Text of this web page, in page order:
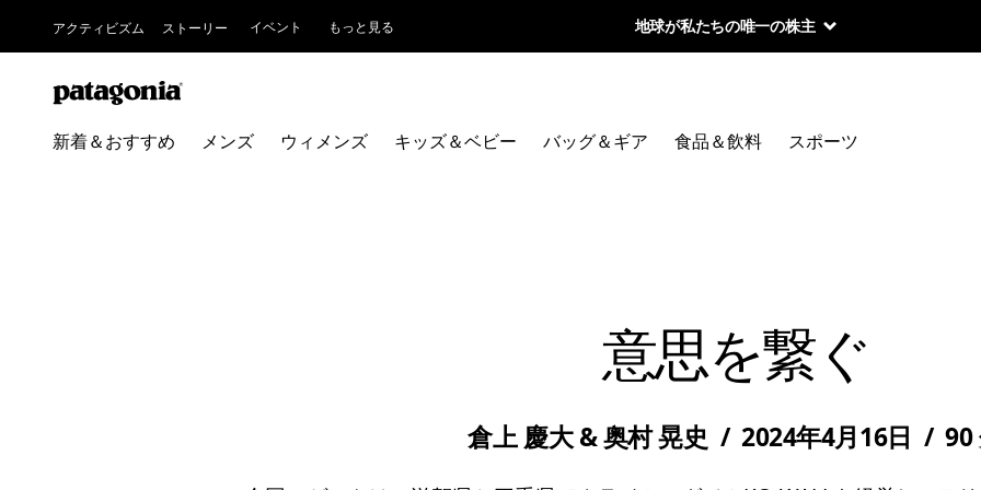
アクティビズム ストーリー イベント もっと見る 地球が私たちの唯一の株主
新着＆おすすめ メンズ ウィメンズ キッズ＆ベビー バッグ＆ギア 食品＆飲料 スポーツ
意思を繋ぐ
倉上 慶大 & 奥村 晃史 / 2024年4月16日 / 90